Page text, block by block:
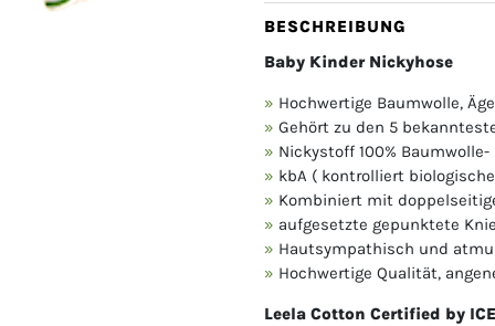
BESCHREIBUNG
Baby Kinder Nickyhose
Hochwertige Baumwolle,
Gehört zu den 5
Nickystoff 100% Baumwolle-
kbA ( kontrolliert
Kombiniert mit
aufgesetzte gepunktete
Hautsympathisch und
Hochwertige Qualität,
Leela Cotton Certified by